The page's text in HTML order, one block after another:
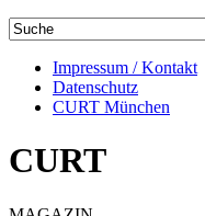
Impressum / Kontakt
Datenschutz
CURT München
CURT